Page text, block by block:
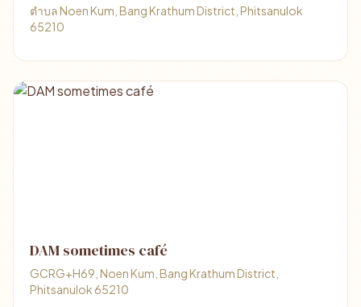
ตำบล Noen Kum, Bang Krathum District, Phitsanulok
65210
DAM sometimes café
GCRG+H69, Noen Kum, Bang Krathum District,
Phitsanulok 65210